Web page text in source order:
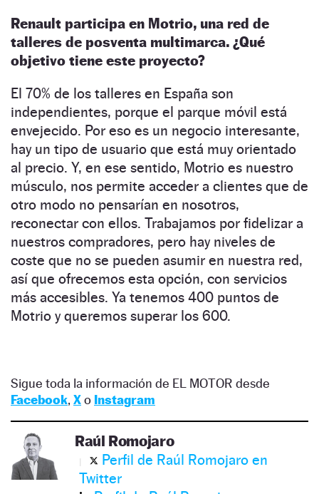
Renault participa en Motrio, una red de
talleres de posventa multimarca. ¿Qué
objetivo tiene este proyecto?
El 70% de los talleres en España son
independientes, porque el parque móvil está
envejecido. Por eso es un negocio interesante,
hay un tipo de usuario que está muy orientado
al precio. Y, en ese sentido, Motrio es nuestro
músculo, nos permite acceder a clientes que de
otro modo no pensarían en nosotros,
reconectar con ellos. Trabajamos por fidelizar a
nuestros compradores, pero hay niveles de
coste que no se pueden asumir en nuestra red,
así que ofrecemos esta opción, con servicios
más accesibles. Ya tenemos 400 puntos de
Motrio y queremos superar los 600.
Sigue toda la información de EL MOTOR desde
Facebook, Xo Instagram
Raúl Romojaro
Perfil de Raúl Romojaro en
Twitter